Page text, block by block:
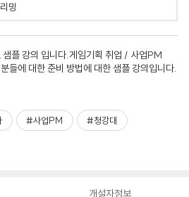
밍
플 강의 입니다.게임기획 취업 / 사업PM
들에 대한 준비 방법에 대한 샘플 강의입니다.
#사업PM #청강대
개설자정보